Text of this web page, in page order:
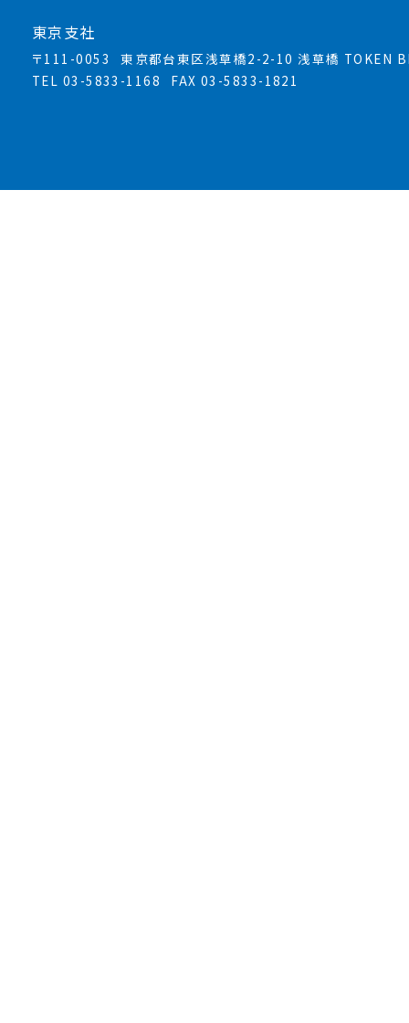
東京支社
〒111-0053
東京都台東区浅草橋2-2-10 浅草橋 TOKEN
TEL 03-5833-1168
FAX 03-5833-1821